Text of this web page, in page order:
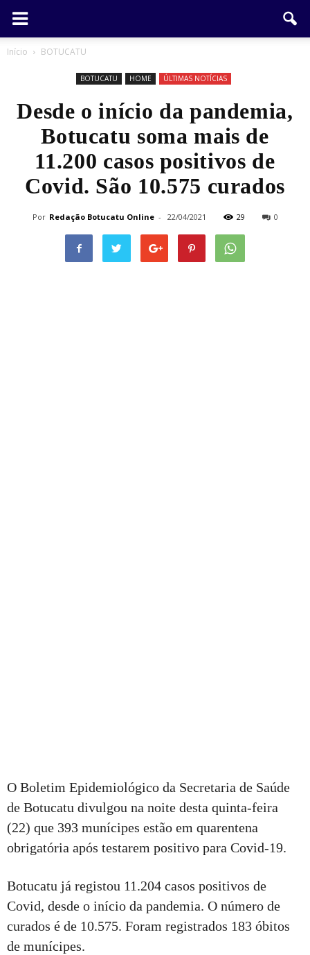
Início BOTUCATU
BOTUCATU HOME ÚLTIMAS NOTÍCIAS
Desde o início da pandemia,
Botucatu soma mais de
11.200 casos positivos de
Covid. São 10.575 curados
Por Redação Botucatu Online - 22/04/2021 29 0
O Boletim Epidemiológico da Secretaria de Saúde
de Botucatu divulgou na noite desta quinta-feira
(22) que 393 munícipes estão em quarentena
obrigatória após testarem positivo para Covid-19.
Botucatu já registou 11.204 casos positivos de
Covid, desde o início da pandemia. O número de
curados é de 10.575. Foram registrados 183 óbitos
de munícipes.